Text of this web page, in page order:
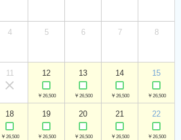
4 5 6 7 8
11 12
￥26,500
13
￥26,500
14
￥26,500
15
￥26,500
18
￥26,500
19
￥26,500
20
￥26,500
21
￥26,500
22
￥26,500